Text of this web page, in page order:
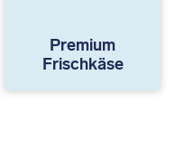
Premium
Frischkäse